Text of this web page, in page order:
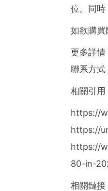
位。同時
如欲購買
更多詳
聯系方式
相關引用
https://
https://
https://
80-in-
相關鏈接